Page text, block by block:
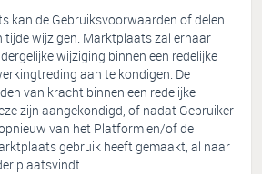
kan de Gebruiksvoorwaarden of delen
tijde wijzigen. Marktplaats zal ernaar
wijziging binnen een redelijke
aan te kondigen. De
van kracht binnen een redelijke
zijn aangekondigd, of nadat Gebruiker
van het Platform en/of de
gebruik heeft gemaakt, al naar
plaatsvindt.